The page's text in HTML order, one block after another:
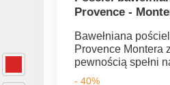
Provence -
Bawełniana pościel
Provence Montera z
pewnością spełni
najbardziej
- 40%